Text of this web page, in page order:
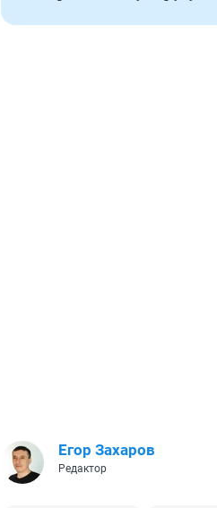
Егор Захаров
Редактор